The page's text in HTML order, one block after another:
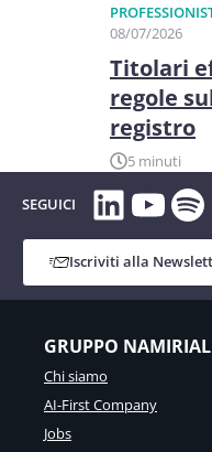
08/07/2026
Titolari
regole
registro
5 minuti
SEGUICI
Iscriviti alla
GRUPPO NAMIRIAL
Chi siamo
AI-First Company
Jobs